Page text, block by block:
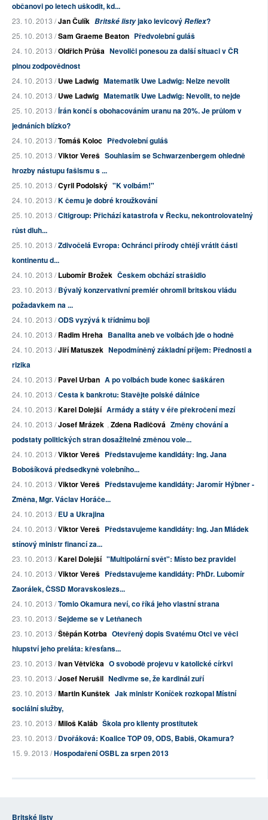
občanovi po letech uškodit, kd...
23. 10. 2013 /Jan Čulík Britské listyjako levicovýReflex?
25. 10. 2013 /Sam Graeme Beaton Předvolební guláš
24. 10. 2013 /Oldřich Průša Nevoliči ponesou za další situaci v ČR
plnou zodpovědnost
24. 10. 2013 /Uwe Ladwig Matematik Uwe Ladwig: Nelze nevolit
24. 10. 2013 /Uwe Ladwig Matematik Uwe Ladwig: Nevolit, to nejde
25. 10. 2013 /Írán končí s obohacováním uranu na 20%. Je průlom v
jednáních blízko?
24. 10. 2013 /Tomáš Koloc Předvolební guláš
25. 10. 2013 /Viktor Vereš Souhlasím se Schwarzenbergem ohledně
hrozby nástupu fašismu s ...
25. 10. 2013 /Cyril Podolský "K volbám!"
24. 10. 2013 /K čemu je dobré kroužkování
25. 10. 2013 /Citigroup: Přichází katastrofa v Řecku, nekontrolovatelný
růst dluh...
25. 10. 2013 /Zdivočelá Evropa: Ochránci přírody chtějí vrátit části
kontinentu d...
24. 10. 2013 /Lubomír Brožek Českem obchází strašidlo
23. 10. 2013 /Bývalý konzervativní premiér ohromil britskou vládu
požadavkem na ...
24. 10. 2013 /ODS vyzývá k třídnímu boji
24. 10. 2013 /Radim Hreha Banalita aneb ve volbách jde o hodně
24. 10. 2013 /Jiří Matuszek Nepodmíněný základní příjem: Přednosti a
rizika
24. 10. 2013 /Pavel Urban A po volbách bude konec šaškáren
24. 10. 2013 /Cesta k bankrotu: Stavějte polské dálnice
24. 10. 2013 /Karel Dolejší Armády a státy v éře překročení mezí
24. 10. 2013 /Josef Mrázek , Zdena Radičová Změny chování a
podstaty politických stran dosažitelné změnou vole...
24. 10. 2013 /Viktor Vereš Představujeme kandidáty: Ing. Jana
Bobošíková předsedkyně volebního...
24. 10. 2013 /Viktor Vereš Představujeme kandidáty: Jaromír Hýbner -
Změna, Mgr. Václav Horáče...
24. 10. 2013 /EU a Ukrajina
24. 10. 2013 /Viktor Vereš Představujeme kandidáty: Ing. Jan Mládek
stínový ministr financí za...
23. 10. 2013 /Karel Dolejší "Multipolární svět": Místo bez pravidel
24. 10. 2013 /Viktor Vereš Představujeme kandidáty: PhDr. Lubomír
Zaorálek, ČSSD Moravskoslezs...
24. 10. 2013 /Tomio Okamura neví, co říká jeho vlastní strana
23. 10. 2013 /Sejdeme se v Letňanech
23. 10. 2013 /Štěpán Kotrba Otevřený dopis Svatému Otci ve věci
hlupství jeho preláta: křesťans...
23. 10. 2013 /Ivan Větvička O svobodě projevu v katolické církvi
23. 10. 2013 /Josef Nerušil Nedivme se, že kardinál zuří
23. 10. 2013 /Martin Kunštek Jak ministr Koníček rozkopal Místní
sociální služby,
23. 10. 2013 /Miloš Kaláb Škola pro klienty prostitutek
23. 10. 2013 /Dvořáková: Koalice TOP 09, ODS, Babiš, Okamura?
15. 9. 2013 /Hospodaření OSBL za srpen 2013
Britské listy